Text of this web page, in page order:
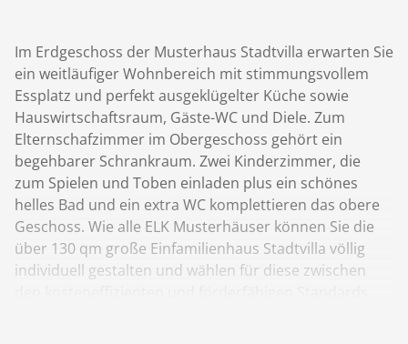
Im Erdgeschoss der Musterhaus Stadtvilla erwarten Sie
ein weitläufiger Wohnbereich mit stimmungsvollem
Essplatz und perfekt ausgeklügelter Küche sowie
Hauswirtschaftsraum, Gäste-WC und Diele. Zum
Elternschafzimmer im Obergeschoss gehört ein
begehbarer Schrankraum. Zwei Kinderzimmer, die
zum Spielen und Toben einladen plus ein schönes
helles Bad und ein extra WC komplettieren das obere
Geschoss. Wie alle ELK Musterhäuser können Sie die
über 130 qm große Einfamilienhaus Stadtvilla völlig
individuell gestalten und wählen für diese zwischen